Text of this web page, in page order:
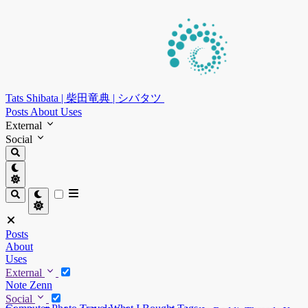
Tats Shibata | 柴田竜典 | シバタツ
Posts About Uses
External
Social
Posts
About
Uses
External
Note Zenn
Social